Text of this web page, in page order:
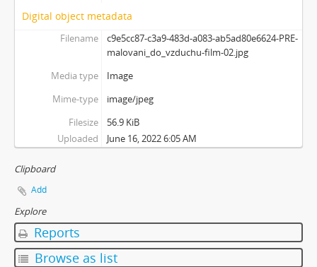
Digital object metadata
Filename
c9e5cc87-c3a9-483d-a083-ab5ad80e6624-PRE-
malovani_do_vzduchu-film-02.jpg
Media type
Image
Mime-type
image/jpeg
Filesize
56.9 KiB
Uploaded
June 16, 2022 6:05 AM
Clipboard
Add
Explore
Reports
Browse as list